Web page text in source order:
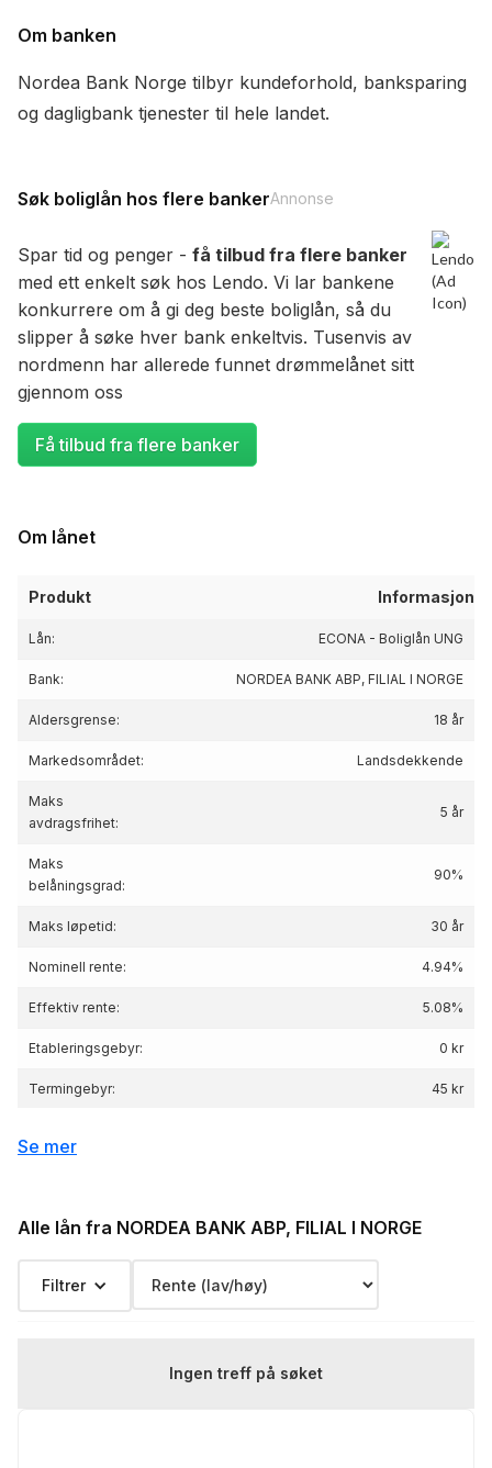
Om banken
Nordea Bank Norge tilbyr kundeforhold, banksparing
og dagligbank tjenester til hele landet.
Søk boliglån hos flere bankerAnnonse
Spar tid og penger - få tilbud fra flere banker
med ett enkelt søk hos Lendo. Vi lar bankene
konkurrere om å gi deg beste boliglån, så du
slipper å søke hver bank enkeltvis. Tusenvis av
nordmenn har allerede funnet drømmelånet sitt
gjennom oss
Få tilbud fra flere banker
Om lånet
Produkt Informasjon
Lån: ECONA - Boliglån UNG
Bank: NORDEA BANK ABP, FILIAL I NORGE
Aldersgrense: 18 år
Markedsområdet: Landsdekkende
Maks
avdragsfrihet:
5 år
Maks
belåningsgrad:
90%
Maks løpetid: 30 år
Nominell rente: 4.94%
Effektiv rente: 5.08%
Etableringsgebyr: 0 kr
Termingebyr: 45 kr
totalpris: 5 301 586 kr
Se mer
Alle lån fra NORDEA BANK ABP, FILIAL I NORGE
Filtrer
Ingen treff på søket